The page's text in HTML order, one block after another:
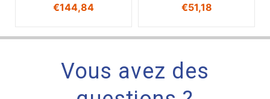
€144,84 €51,18
Vous avez des